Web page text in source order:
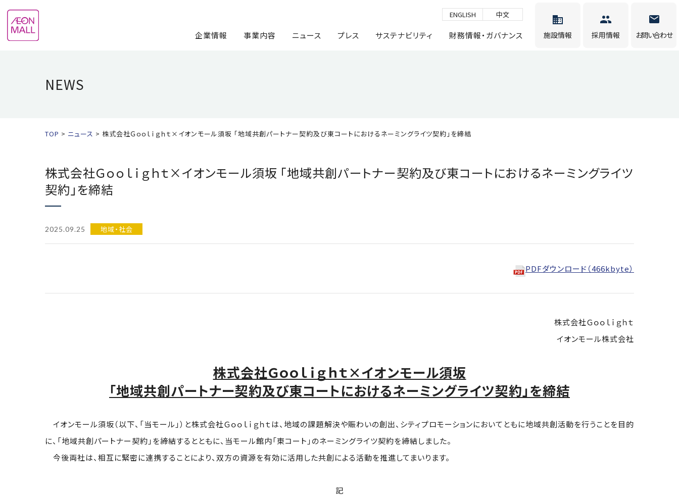
ENGLISH 中文
企業情報 事業内容 ニュース プレス サステナビリティ 財務情報・ガバナンス 施設情報 採用情報 お問い合わせ
NEWS
TOP ニュース 株式会社Ｇｏｏｌｉｇｈｔ×イオンモール須坂 「地域共創パートナー契約及び東コートにおけるネーミングライツ契約」を締結
株式会社Ｇｏｏｌｉｇｈｔ×イオンモール須坂 「地域共創パートナー契約及び東コートにおけるネーミングライツ
契約」を締結
2025.09.25 地域・社会
PDFダウンロード（466kbyte）
株式会社Ｇｏｏｌｉｇｈｔ
イオンモール株式会社
株式会社Ｇｏｏｌｉｇｈｔ×イオンモール須坂
「地域共創パートナー契約及び東コートにおけるネーミングライツ契約」を締結
イオンモール須坂（以下、「当モール」）と株式会社Ｇｏｏｌｉｇｈｔは、地域の課題解決や賑わいの創出、シティプロモーションにおいてともに地域共創活動を行うことを目的
に、「地域共創パートナー契約」を締結するとともに、当モール館内「東コート」のネーミングライツ契約を締結しました。
今後両社は、相互に緊密に連携することにより、双方の資源を有効に活用した共創による活動を推進してまいります。
記